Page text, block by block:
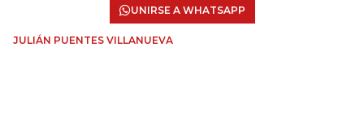
UNIRSE A WHATSAPP
JULIÁN PUENTES VILLANUEVA